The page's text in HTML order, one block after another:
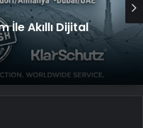
İle Akıllı Dijital